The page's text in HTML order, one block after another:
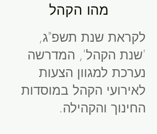
מהו הקהל
לקראת שנת תשפ"ג,
'שנת הקהל', המדרשה
נערכת למגוון הצעות
לאירועי הקהל במוסדות
החינוך והקהילה.